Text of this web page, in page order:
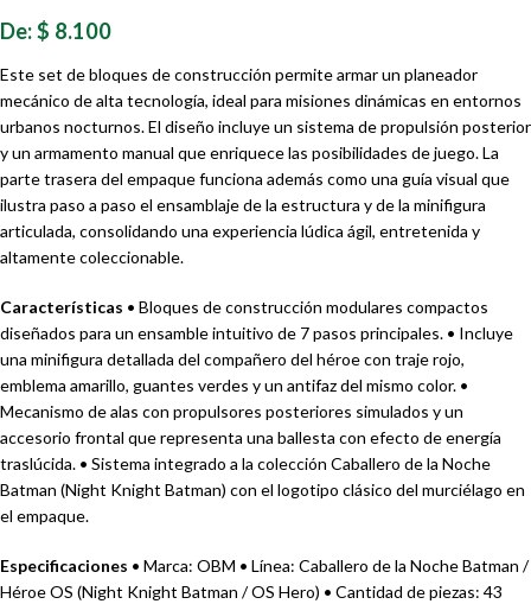
De:$ 8.100
Este set de bloques de construcción permite armar un planeador
mecánico de alta tecnología, ideal para misiones dinámicas en entornos
urbanos nocturnos. El diseño incluye un sistema de propulsión posterior
y un armamento manual que enriquece las posibilidades de juego. La
parte trasera del empaque funciona además como una guía visual que
ilustra paso a paso el ensamblaje de la estructura y de la minifigura
articulada, consolidando una experiencia lúdica ágil, entretenida y
altamente coleccionable.
Características • Bloques de construcción modulares compactos
diseñados para un ensamble intuitivo de 7 pasos principales. • Incluye
una minifigura detallada del compañero del héroe con traje rojo,
emblema amarillo, guantes verdes y un antifaz del mismo color. •
Mecanismo de alas con propulsores posteriores simulados y un
accesorio frontal que representa una ballesta con efecto de energía
traslúcida. • Sistema integrado a la colección Caballero de la Noche
Batman (Night Knight Batman) con el logotipo clásico del murciélago en
el empaque.
Especificaciones • Marca: OBM • Línea: Caballero de la Noche Batman /
Héroe OS (Night Knight Batman / OS Hero) • Cantidad de piezas: 43